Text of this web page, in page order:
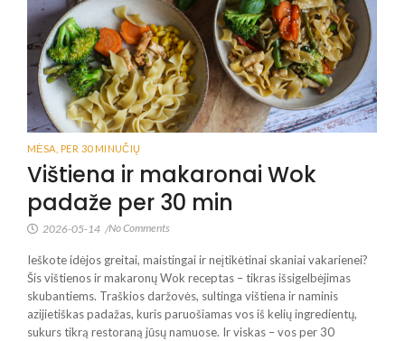
MĖSA PER 30 MINUČIŲ
Vištiena ir makaronai Wok
padaže per 30 min
2026-05-14 /No Comments
Ieškote idėjos greitai, maistingai ir neįtikėtinai skaniai vakarienei?
Šis vištienos ir makaronų Wok receptas – tikras išsigelbėjimas
skubantiems. Traškios daržovės, sultinga vištiena ir naminis
azijietiškas padažas, kuris paruošiamas vos iš kelių ingredientų,
sukurs tikrą restoraną jūsų namuose. Ir viskas – vos per 30